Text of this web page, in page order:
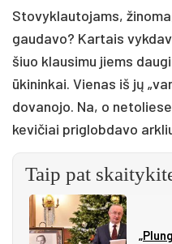
Sto­vyk­lau­to­jams,
gau­da­vo? Kar­tais
šiuo klau­si­mu jiems
ūki­nin­kai. Vie­nas iš jų
do­va­no­jo. Na, o
ke­vi­čiai pri­glob­da­vo
Taip pat